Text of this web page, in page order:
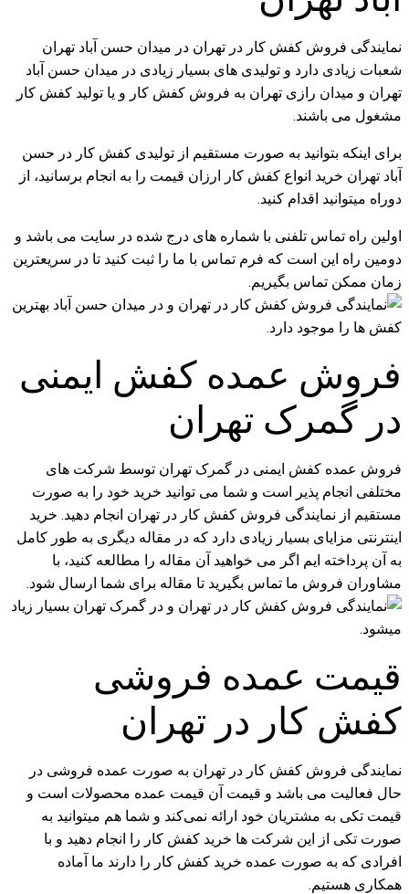
نمایندگی فروش کفش کار در تهران در میدان حسن آباد تهران
شعبات زیادی دارد و تولیدی های بسیار زیادی در میدان حسن آباد
تهران و میدان رازی تهران به فروش کفش کار و یا تولید کفش کار
مشغول می باشند.
برای اینکه بتوانید به صورت مستقیم از تولیدی کفش کار در حسن
آباد تهران خرید انواع کفش کار ارزان قیمت را به انجام برسانید، از
دوراه میتوانید اقدام کنید.
اولین راه تماس تلفنی با شماره های درج شده در سایت می باشد و
دومین راه این است که فرم تماس با ما را ثبت کنید تا در سریعترین
زمان ممکن تماس بگیریم.
فروش عمده کفش ایمنی
در گمرک تهران
فروش عمده کفش ایمنی در گمرک تهران توسط شرکت های
مختلفی انجام پذیر است و شما می توانید خرید خود را به صورت
مستقیم از نمایندگی فروش کفش کار در تهران انجام دهید. خرید
اینترنتی مزایای بسیار زیادی دارد که در مقاله دیگری به طور کامل
به آن پرداخته ایم اگر می خواهید آن مقاله را مطالعه کنید، با
مشاوران فروش ما تماس بگیرید تا مقاله برای شما ارسال شود.
قیمت عمده فروشی
کفش کار در تهران
نمایندگی فروش کفش کار در تهران به صورت عمده فروشی در
حال فعالیت می باشد و قیمت آن قیمت عمده محصولات است و
قیمت تکی به مشتریان خود ارائه نمی‌کند و شما هم میتوانید به
صورت تکی از این شرکت ها خرید کفش کار را انجام دهید و با
افرادی که به صورت عمده خرید کفش کار را دارند ما آماده
همکاری هستیم.